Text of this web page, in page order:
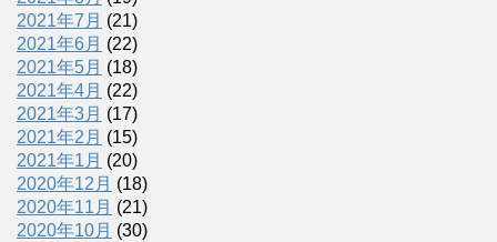
2021年7月 (21)
2021年6月 (22)
2021年5月 (18)
2021年4月 (22)
2021年3月 (17)
2021年2月 (15)
2021年1月 (20)
2020年12月 (18)
2020年11月 (21)
2020年10月 (30)